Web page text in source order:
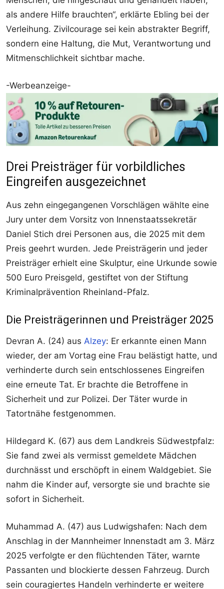
als andere Hilfe brauchten“, erklärte Ebling bei der
Verleihung. Zivilcourage sei kein abstrakter Begriff,
sondern eine Haltung, die Mut, Verantwortung und
Mitmenschlichkeit sichtbar mache.
-Werbeanzeige-
Drei Preisträger für vorbildliches
Eingreifen ausgezeichnet
Aus zehn eingegangenen Vorschlägen wählte eine
Jury unter dem Vorsitz von Innenstaatssekretär
Daniel Stich drei Personen aus, die 2025 mit dem
Preis geehrt wurden. Jede Preisträgerin und jeder
Preisträger erhielt eine Skulptur, eine Urkunde sowie
500 Euro Preisgeld, gestiftet von der Stiftung
Kriminalprävention Rheinland-Pfalz.
Die Preisträgerinnen und Preisträger 2025
Devran A. (24) aus Alzey: Er erkannte einen Mann
wieder, der am Vortag eine Frau belästigt hatte, und
verhinderte durch sein entschlossenes Eingreifen
eine erneute Tat. Er brachte die Betroffene in
Sicherheit und zur Polizei. Der Täter wurde in
Tatortnähe festgenommen.
Hildegard K. (67) aus dem Landkreis Südwestpfalz:
Sie fand zwei als vermisst gemeldete Mädchen
durchnässt und erschöpft in einem Waldgebiet. Sie
nahm die Kinder auf, versorgte sie und brachte sie
sofort in Sicherheit.
Muhammad A. (47) aus Ludwigshafen: Nach dem
Anschlag in der Mannheimer Innenstadt am 3. März
2025 verfolgte er den flüchtenden Täter, warnte
Passanten und blockierte dessen Fahrzeug. Durch
sein couragiertes Handeln verhinderte er weitere